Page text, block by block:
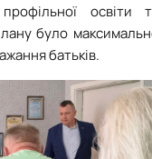
освіти
було
батьків.